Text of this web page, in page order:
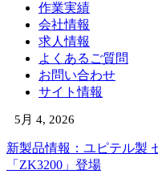
作業実績
会社情報
求人情報
よくあるご質問
お問い合わせ
サイト情報
5月 4, 2026
新製品情報：ユピテル製
「ZK3200」登場